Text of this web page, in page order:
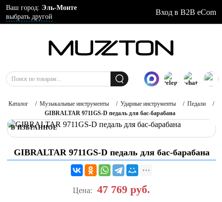
Ваш город: Эль-Монте
выбрать другой
Вход в B2B eCom
Каталог / Музыкальные инструменты / Ударные инструменты / Педали
/
GIBRALTAR 9711GS-D педаль для бас-барабана
В ИЗБРАННОЕ
GIBRALTAR 9711GS-D педаль для бас-барабана
Цена: 47 769 руб.